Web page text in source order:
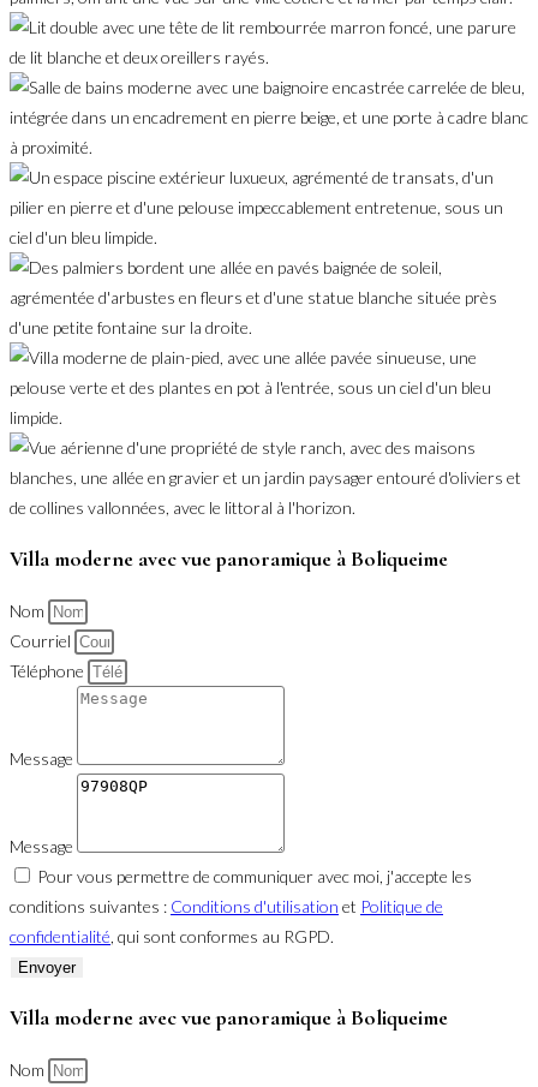
Villa moderne avec vue panoramique à Boliqueime
Nom
Courriel
Téléphone
Message
Message
Pour vous permettre de communiquer avec moi, j'accepte les
conditions suivantes : Conditions d'utilisation et Politique de
confidentialité, qui sont conformes au RGPD.
Envoyer
Villa moderne avec vue panoramique à Boliqueime
Nom